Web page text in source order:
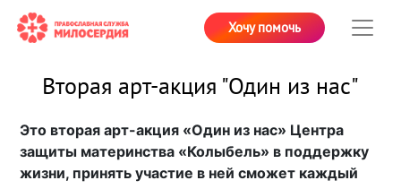
Хочу помочь
Вторая арт-акция "Один из нас"
Это вторая арт-акция «Один из нас» Центра
защиты материнства «Колыбель» в поддержку
жизни, принять участие в ней сможет каждый